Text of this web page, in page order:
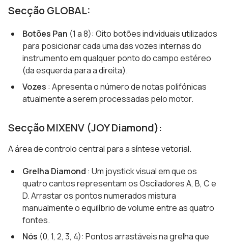
Secção GLOBAL:
Botões Pan (1 a 8): Oito botões individuais utilizados
para posicionar cada uma das vozes internas do
instrumento em qualquer ponto do campo estéreo
(da esquerda para a direita).
Vozes : Apresenta o número de notas polifónicas
atualmente a serem processadas pelo motor.
Secção MIXENV (JOY Diamond):
A área de controlo central para a síntese vetorial.
Grelha Diamond : Um joystick visual em que os
quatro cantos representam os Osciladores A, B, C e
D. Arrastar os pontos numerados mistura
manualmente o equilíbrio de volume entre as quatro
fontes.
Nós (0, 1, 2, 3, 4): Pontos arrastáveis na grelha que